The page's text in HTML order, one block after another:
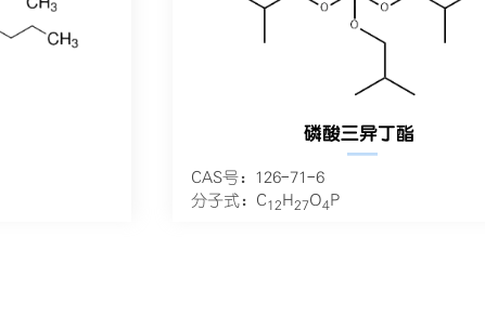
磷酸三异丁酯
—
CAS号：126-71-6
分子式：C12 H27O4P